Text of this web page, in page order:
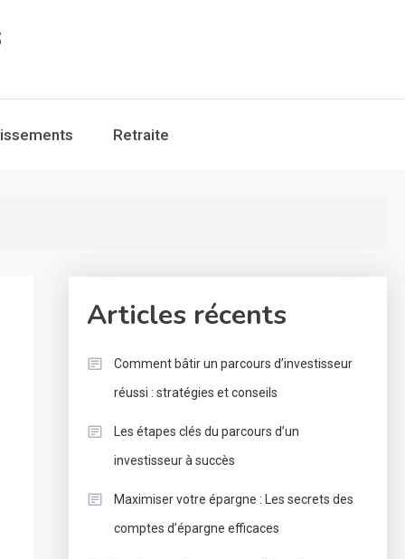
Retraite
Articles récents
Comment bâtir un parcours d’investisseur
réussi : stratégies et conseils
Les étapes clés du parcours d’un
investisseur à succès
Maximiser votre épargne : Les secrets des
comptes d’épargne efficaces